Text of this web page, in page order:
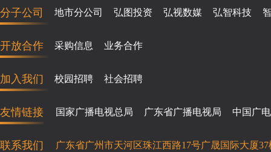
分子公司 地市分公司 弘图投资 弘视数媒 弘智科技
开放合作 采购信息 业务合作
加入我们 校园招聘 社会招聘
友情链接 国家广播电视总局 广东省广播电视局 中国广电
联系我们 广东省广州市天河区珠江西路17号广晟国际大厦37